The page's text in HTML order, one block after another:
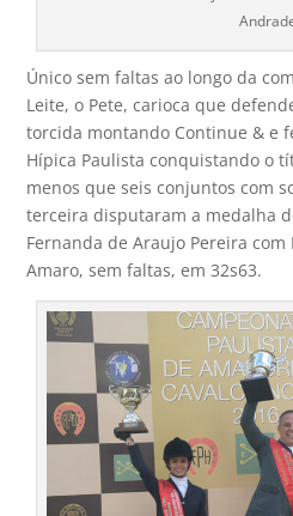
Único sem faltas ao longo da
Leite, o Pete, carioca que
torcida montando Continue & e
Hípica Paulista conquistando o
menos que seis conjuntos com
terceira disputaram a medalha
Fernanda de Araujo Pereira com
Amaro, sem faltas, em 32s63.